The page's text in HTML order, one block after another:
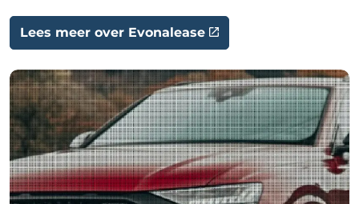
Lees meer over Evonalease